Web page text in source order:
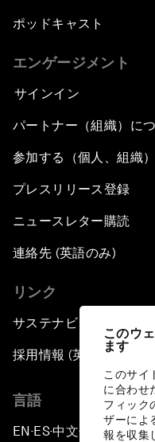
このウ
ます
このサイ
に合わせ
フィック
ザーによ
報を収集
ポッドキャスト
エンゲージメント
サインイン
パートナー（組織）に
参加する（個人、組織）
プレスリリース登録
ニュースレター購読
連絡先 (英語のみ)
リンク
サステナビリティへの取
採用情報 (英語のみ)
言語
EN ▪ES▪中文▪ 日本語